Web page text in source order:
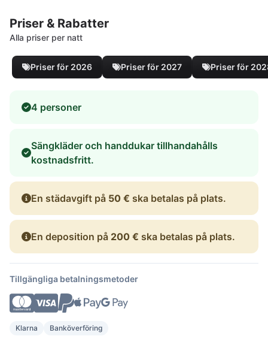
Priser & Rabatter
Alla priser per natt
Priser för 2026 Priser för 2027 Priser för
4 personer
Sängkläder och handdukar tillhandahålls
kostnadsfritt.
En städavgift på 50 € ska betalas på plats.
En deposition på 200 € ska betalas på plats.
Tillgängliga betalningsmetoder
Klarna Banköverföring